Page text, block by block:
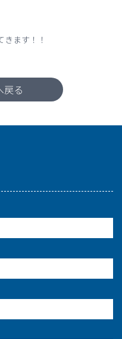
ます！！
戻る